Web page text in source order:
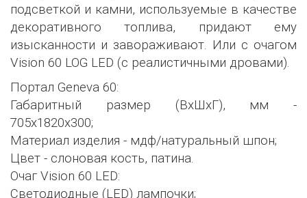
подсветкой и камни, используемые в качестве
декоративного топлива, придают ему
изысканности и завораживают. Или с очагом
Vision 60 LOG LED (с реалистичными дровами).
Портал Geneva 60:
Габаритный размер (ВхШхГ), мм -
705х1820х300;
Материал изделия - мдф/натуральный шпон;
Цвет - слоновая кость, патина.
Очаг Vision 60 LED:
Светодиодные (LED) лампочки;